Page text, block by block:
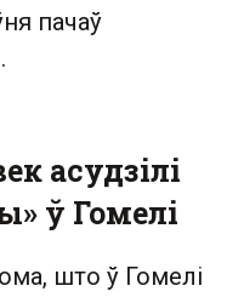
пачаў
асудзілі
ў Гомелі
што ў Гомелі